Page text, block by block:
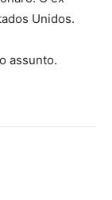
Unidos.
assunto.